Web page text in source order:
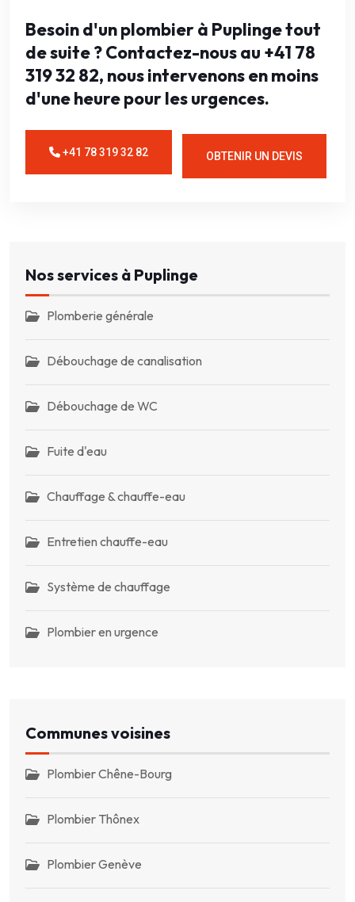
Besoin d'un plombier à Puplinge tout
de suite ? Contactez-nous au +41 78
319 32 82, nous intervenons en moins
d'une heure pour les urgences.
+41 78 319 32 82 OBTENIR UN DEVIS
Nos services à Puplinge
Plomberie générale
Débouchage de canalisation
Débouchage de WC
Fuite d'eau
Chauffage & chauffe-eau
Entretien chauffe-eau
Système de chauffage
Plombier en urgence
Communes voisines
Plombier Chêne-Bourg
Plombier Thônex
Plombier Genève